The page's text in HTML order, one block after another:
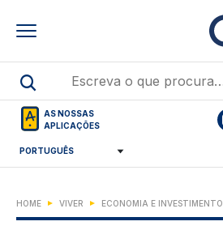
AS NOSSAS
APLICAÇÕES
HOME VIVER ECONOMIA E INVESTIMENTO